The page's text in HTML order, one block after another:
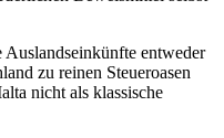
entweder
zu reinen Steueroasen
nicht als klassische